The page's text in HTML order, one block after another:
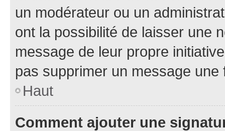
un modérateur ou un
ont la possibilité de laisser une
message de leur propre
pas supprimer un message une
Haut
Comment ajouter une